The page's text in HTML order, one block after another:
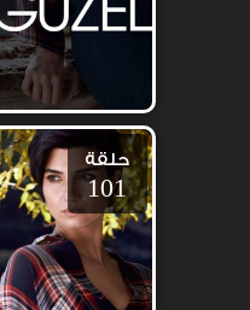
حلقة
101